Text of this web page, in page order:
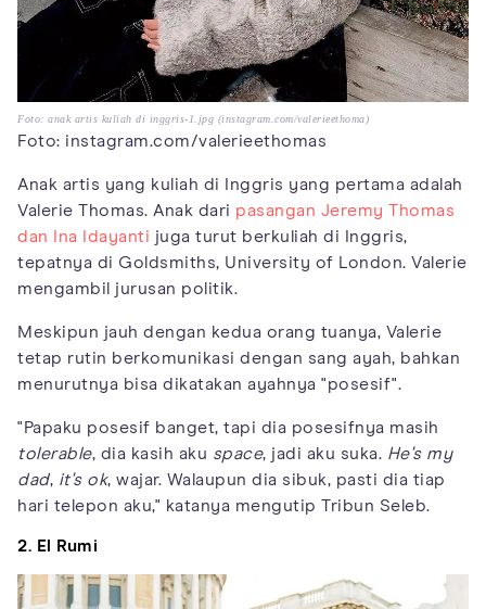
Foto: anak artis kuliah di inggris-1.jpg (instagram.com/valerieethoma)
Foto: instagram.com/valerieethomas
Anak artis yang kuliah di Inggris yang pertama adalah
Valerie Thomas. Anak dari pasangan Jeremy Thomas
dan Ina Idayanti juga turut berkuliah di Inggris,
tepatnya di Goldsmiths, University of London. Valerie
mengambil jurusan politik.
Meskipun jauh dengan kedua orang tuanya, Valerie
tetap rutin berkomunikasi dengan sang ayah, bahkan
menurutnya bisa dikatakan ayahnya "posesif".
"Papaku posesif banget, tapi dia posesifnya masih
tolerable, dia kasih aku space, jadi aku suka. He's my
dad, it's ok, wajar. Walaupun dia sibuk, pasti dia tiap
hari telepon aku," katanya mengutip Tribun Seleb.
2. El Rumi